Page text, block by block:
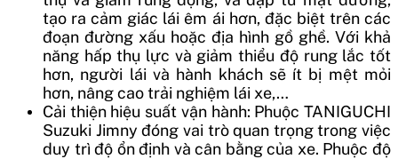
tạo ra cảm giác lái êm ái hơn, đặc biệt trên các
đoạn đường xấu hoặc địa hình gồ ghề. Với khả
năng hấp thụ lực và giảm thiểu độ rung lắc tốt
hơn, người lái và hành khách sẽ ít bị mệt mỏi
hơn, nâng cao trải nghiệm lái xe,…
Cải thiện hiệu suất vận hành: Phuộc TANIGUCHI
Suzuki Jimny đóng vai trò quan trọng trong việc
duy trì độ ổn định và cân bằng của xe. Phuộc độ